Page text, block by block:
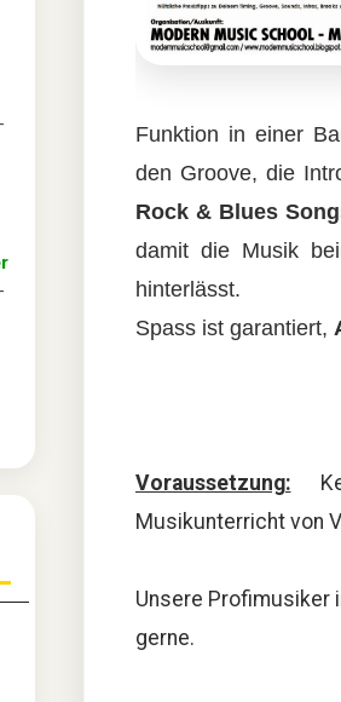
Funktion in einer
den Groove, die
Rock & Blues
damit die Musik
hinterlässt.
Spass ist garantiert,
Voraussetzung:
Musikunterricht von
Unsere Profimusiker
gerne.